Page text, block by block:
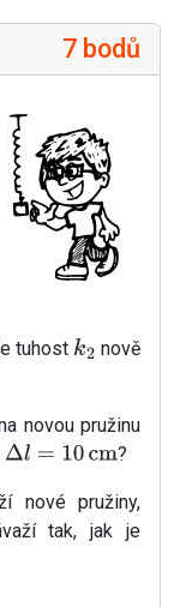
7 bodů
tuhost k2 nově
novou pružinu
Δl= 10 cm ?
nové pružiny,
tak, jak je